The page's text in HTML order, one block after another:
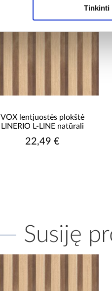
Tinkinti
VOX lentjuostės plokštė
LINERIO L-LINE natūrali
22,49 €
Susiję